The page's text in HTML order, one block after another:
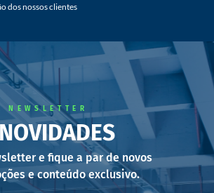
dos nossos clientes
NEWSLETTER
e fique a par de novos
e conteúdo exclusivo.